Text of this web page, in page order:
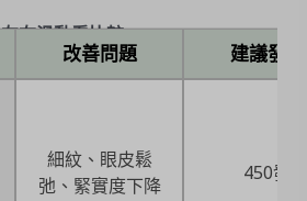
左右滑動看比較
改善問題 建議發數
細紋、眼皮鬆
弛、緊實度下降
450發